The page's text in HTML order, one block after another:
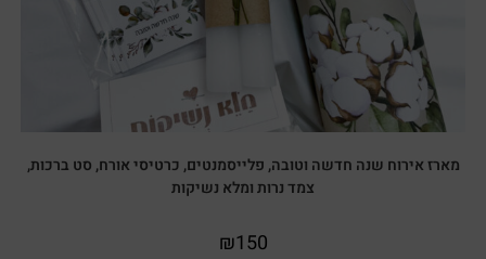
מארז אירוח שנה חדשה וטובה, פלייסמנטים, כרטיסי אורח, סט ברכות,
צמד נרות ומלא נשיקות
₪150